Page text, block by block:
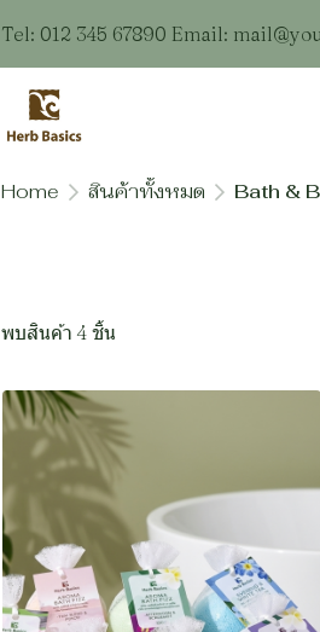
Tel: 012 345 67890 Email:
Home สินค้าทั้งหมด Bath &
พบสินค้า 4 ชิ้น